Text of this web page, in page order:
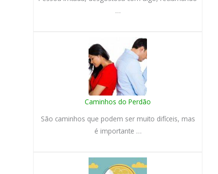
…
Caminhos do Perdão
São caminhos que podem ser muito difíceis, mas
é importante …